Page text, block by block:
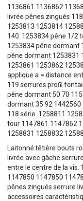
1136861 1136862
livrée pênes zingués
1253813 1253814
140. 1253834 pêne 1/2
1253834 pêne dormant
pêne dormant 1253831
1253861 1253862
applique a = distance
119 serrures proﬁl
pêne dormant 50 70
dormant 35 92
118 série. 1258811
tour 1147861 1147862
1258831 1258832
Laitonné têtière bouts
livrée avec gâche
entre le centre de la vis.
1147850 1147850
pênes zingués serrure
accessoires